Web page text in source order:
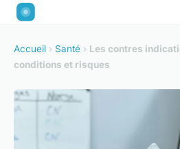
Accueil › Santé › Les contres
conditions et risques